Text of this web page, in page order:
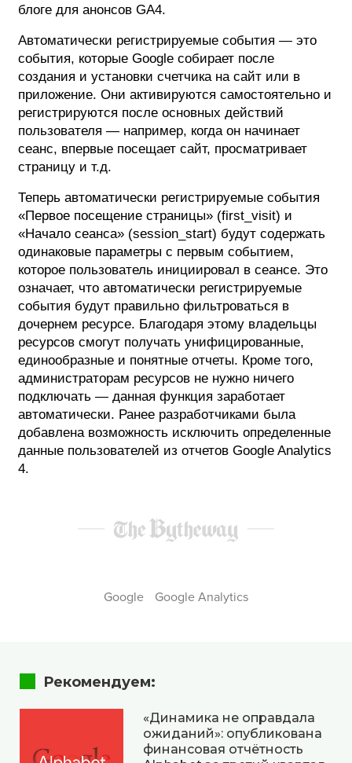
блоге для анонсов GA4.
Автоматически регистрируемые события — это
события, которые Google собирает после
создания и установки счетчика на сайт или в
приложение. Они активируются самостоятельно и
регистрируются после основных действий
пользователя — например, когда он начинает
сеанс, впервые посещает сайт, просматривает
страницу и т.д.
Теперь автоматически регистрируемые события
«Первое посещение страницы» (first_visit) и
«Начало сеанса» (session_start) будут содержать
одинаковые параметры с первым событием,
которое пользователь инициировал в сеансе. Это
означает, что автоматически регистрируемые
события будут правильно фильтроваться в
дочернем ресурсе. Благодаря этому владельцы
ресурсов смогут получать унифицированные,
единообразные и понятные отчеты. Кроме того,
администраторам ресурсов не нужно ничего
подключать — данная функция заработает
автоматически. Ранее разработчиками была
добавлена возможность исключить определенные
данные пользователей из отчетов Google Analytics
4.
Google Google Analytics
Рекомендуем:
«Динамика не оправдала
ожиданий»: опубликована
финансовая отчётность